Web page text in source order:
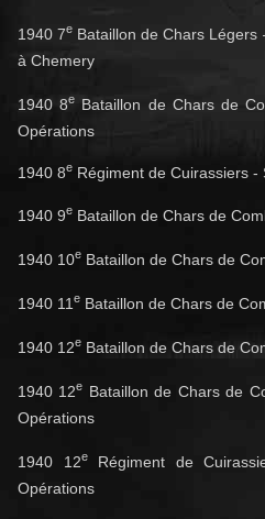
1940 7e Bataillon de Chars Légers
à Chemery
1940 8e Bataillon de Chars de
Opérations
1940 8e Régiment de Cuirassiers -
1940 9e Bataillon de Chars de
1940 10e Bataillon de Chars de
1940 11 e Bataillon de Chars de
1940 12e Bataillon de Chars de
1940 12e Bataillon de Chars de
Opérations
1940 12eRégiment de
Opérations